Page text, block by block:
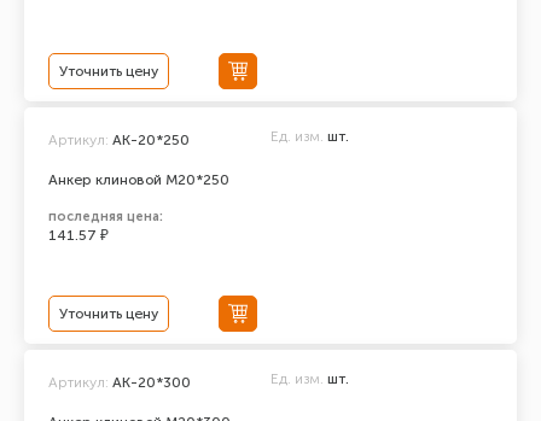
Уточнить цену
Анкер клиновой М20*250
Артикул: АК-20*250 Ед. изм. шт.
последняя цена:
141.57 ₽
Уточнить цену
Артикул: АК-20*300 Ед. изм. шт.